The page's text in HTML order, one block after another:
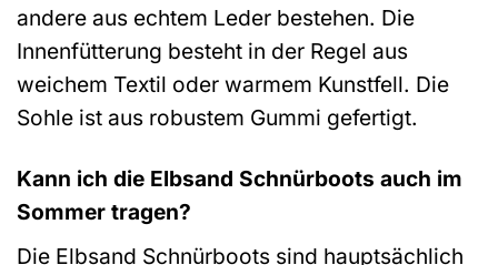
andere aus echtem Leder bestehen. Die
Innenfütterung besteht in der Regel aus
weichem Textil oder warmem Kunstfell. Die
Sohle ist aus robustem Gummi gefertigt.
Kann ich die Elbsand Schnürboots auch im
Sommer tragen?
Die Elbsand Schnürboots sind hauptsächlich